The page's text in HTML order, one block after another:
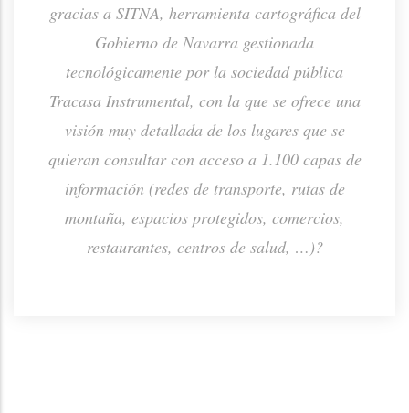
gracias a SITNA, herramienta cartográfica del
Gobierno de Navarra gestionada
tecnológicamente por la sociedad pública
Tracasa Instrumental, con la que se ofrece una
visión muy detallada de los lugares que se
quieran consultar con acceso a 1.100 capas de
información (redes de transporte, rutas de
montaña, espacios protegidos, comercios,
restaurantes, centros de salud, …)?